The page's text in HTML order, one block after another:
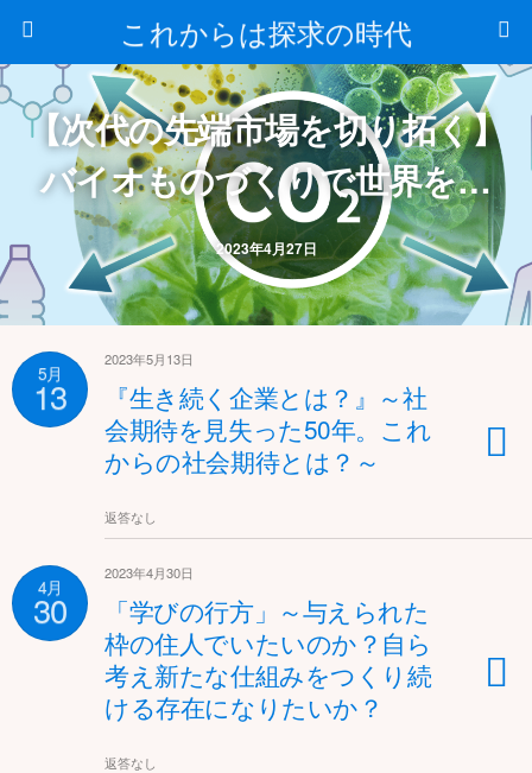
これからは探求の時代
2023年4月27日
【次代の先端市場を切り拓く】
バイオものづくりで世界をリ
ードするには？
5月
13
2023年5月13日
『生き続く企業とは？』～社
会期待を見失った50年。これ
からの社会期待とは？～
返答なし
4月
30
2023年4月30日
「学びの行方」～与えられた
枠の住人でいたいのか？自ら
考え新たな仕組みをつくり続
ける存在になりたいか？
返答なし